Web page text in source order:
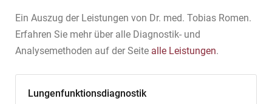
Ein Auszug der Leistungen von Dr. med. Tobias Romen.
Erfahren Sie mehr über alle Diagnostik- und
Analysemethoden auf der Seite alle Leistungen.
Lungenfunktionsdiagnostik